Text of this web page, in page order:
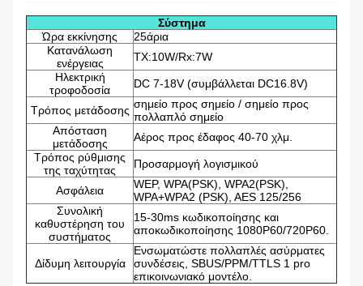
Σύστημα
Ώρα εκκίνησης
25άρια
Κατανάλωση
ενέργειας
TX:10W/Rx:7W
Ηλεκτρική
τροφοδοσία
DC 7-18V (συμβάλλεται DC16.8V)
Τρόπος μετάδοσης σημείο προς σημείο / σημείο προς
πολλαπλό σημείο
Απόσταση
μετάδοσης
Αέρος προς έδαφος 40-70 χλμ.
Τρόπος ρύθμισης
της ταχύτητας
Προσαρμογή λογισμικού
Ασφάλεια
WEP, WPA(PSK), WPA2(PSK),
WPA+WPA2 (PSK), AES 125/256
Συνολική
καθυστέρηση του
συστήματος
15-30ms κωδικοποίησης και
αποκωδικοποίησης 1080P60/720P60.
Δίδυμη λειτουργία
Ενσωματώστε πολλαπλές ασύρματες
συνδέσεις, SBUS/PPM/TTLS 1 pro
επικοινωνιακό μοντέλο.